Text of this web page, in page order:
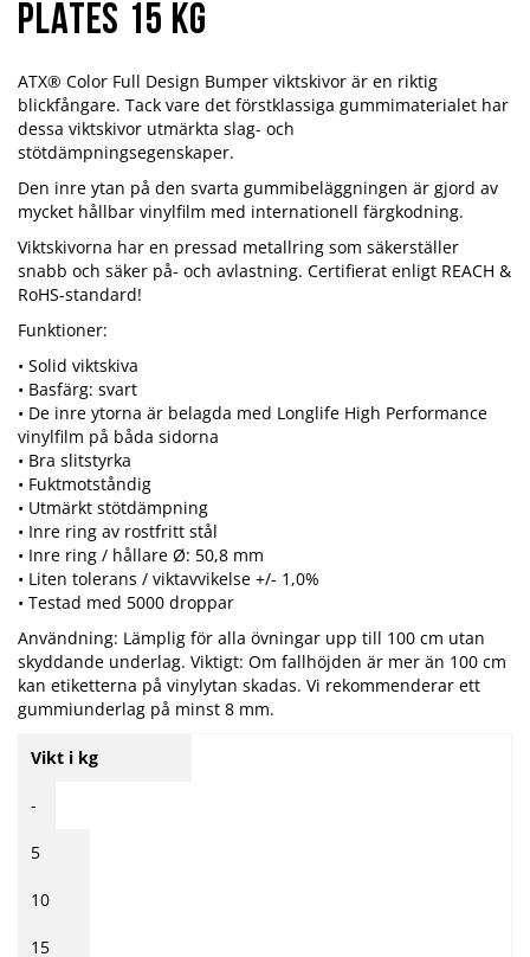
Plates 15 kg
ATX® Color Full Design Bumper viktskivor är en riktig
blickfångare. Tack vare det förstklassiga gummimaterialet har
dessa viktskivor utmärkta slag- och
stötdämpningsegenskaper.
Den inre ytan på den svarta gummibeläggningen är gjord av
mycket hållbar vinylfilm med internationell färgkodning.
Viktskivorna har en pressad metallring som säkerställer
snabb och säker på- och avlastning. Certifierat enligt REACH &
RoHS-standard!
Funktioner:
• Solid viktskiva
• Basfärg: svart
• De inre ytorna är belagda med Longlife High Performance
vinylfilm på båda sidorna
• Bra slitstyrka
• Fuktmotståndig
• Utmärkt stötdämpning
• Inre ring av rostfritt stål
• Inre ring / hållare Ø: 50,8 mm
• Liten tolerans / viktavvikelse +/- 1,0%
• Testad med 5000 droppar
Användning: Lämplig för alla övningar upp till 100 cm utan
skyddande underlag. Viktigt: Om fallhöjden är mer än 100 cm
kan etiketterna på vinylytan skadas. Vi rekommenderar ett
gummiunderlag på minst 8 mm.
Vikt i kg
-
5
10
15